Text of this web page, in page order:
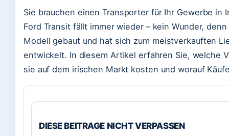
Sie brauchen einen Transporter für Ihr Gewerbe in
Ford Transit fällt immer wieder – kein Wunder,
Modell gebaut und hat sich zum meistverkauften
entwickelt. In diesem Artikel erfahren Sie, welche
sie auf dem irischen Markt kosten und worauf
DIESE BEITRAGE NICHT VERPASSEN